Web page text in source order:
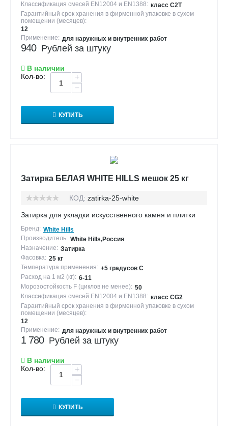
Классификация смесей EN12004 и EN1388: класс С2Т
Гарантийный срок хранения в фирменной упаковке в сухом
помещении (месяцев):
12
Применение: для наружных и внутренних работ
940 Рублей за штуку
В наличии
Кол-во:
+
−
КУПИТЬ
Затирка БЕЛАЯ WHITE HILLS мешок 25 кг
КОД: zatirka-25-white
Затирка для укладки искусственного камня и плитки
Бренд: White Hills
Производитель: White Hills,Россия
Назначение: Затирка
Фасовка: 25 кг
Температура применения: +5 градусов С
Расход на 1 м2 (кг): 6-11
Морозостойкость F (циклов не менее): 50
Классификация смесей EN12004 и EN1388: класс CG2
Гарантийный срок хранения в фирменной упаковке в сухом
помещении (месяцев):
12
Применение: для наружных и внутренних работ
1 780 Рублей за штуку
В наличии
Кол-во:
+
−
КУПИТЬ